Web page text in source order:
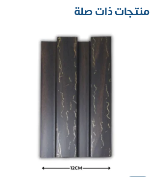
منتجات ذات صلة